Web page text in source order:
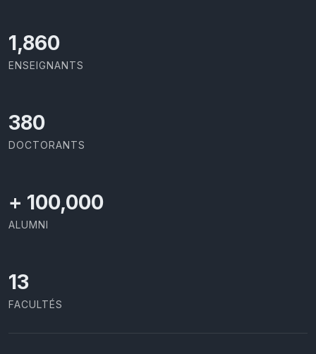
2,142
ENSEIGNANTS
437
DOCTORANTS
+ 100,000
ALUMNI
13
FACULTÉS